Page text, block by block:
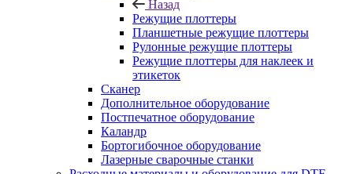
Назад
Режущие плоттеры
Планшетные режущие плоттеры
Рулонные режущие плоттеры
Режущие плоттеры для наклеек и
этикеток
Сканер
Дополнительное оборудование
Постпечатное оборудование
Каландр
Бортогибочное оборудование
Лазерные сварочные станки